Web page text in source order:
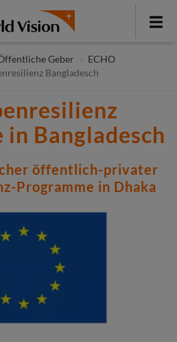
Toggle
Geber
ECHO
Bangladesch
in Bangladesch
öffentlich-privater
Programme in Dhaka